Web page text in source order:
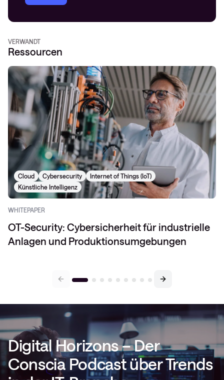
VERWANDT
Ressourcen
Cloud Cybersecurity
Internet of Things (IoT)
Künstliche Intelligenz
WHITEPAPER
OT-Security: Cybersicherheit für industrielle
Anlagen und Produktionsumgebungen
Digital Horizons – Der
Conscia Podcast über Trends